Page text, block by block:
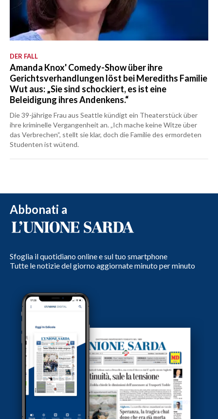
DER FALL
Amanda Knox' Comedy-Show über ihre
Gerichtsverhandlungen löst bei Merediths Familie
Wut aus: „Sie sind schockiert, es ist eine
Beleidigung ihres Andenkens.“
Die 39-jährige Frau aus Seattle kündigt ein Theaterstück über
ihre kriminelle Vergangenheit an. „Ich mache keine Witze über
das Verbrechen“, stellt sie klar, doch die Familie des ermordeten
Studenten ist wütend.
Abbonati a
Sfoglia il quotidiano online e sul tuo smartphone
Tutte le notizie del giorno aggiornate minuto per minuto